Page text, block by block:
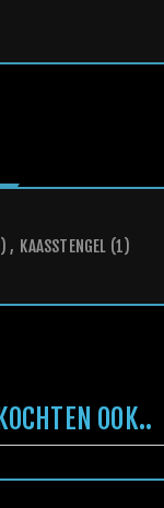
, KAASSTENGEL (1)
OOK..